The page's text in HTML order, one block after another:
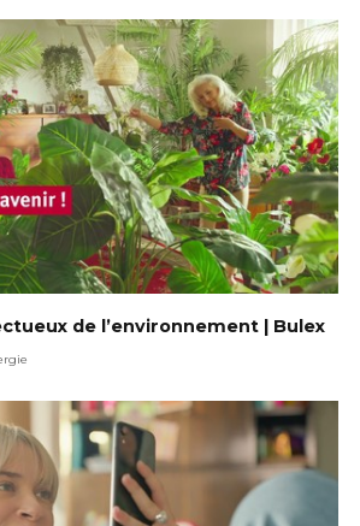
de l’environnement | Bulex